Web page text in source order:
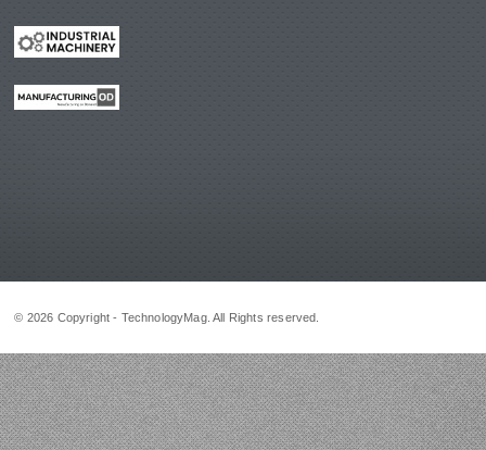
© 2026 Copyright - TechnologyMag. All Rights reserved.